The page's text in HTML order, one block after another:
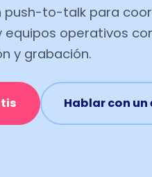
push-to-talk para
equipos operativos
y grabación.
Hablar con